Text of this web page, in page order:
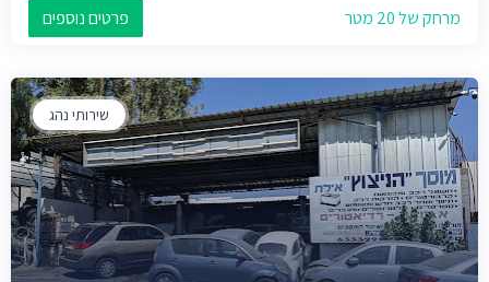
מרחק של 20 מטר פרטים נוספים
שירותי נהג